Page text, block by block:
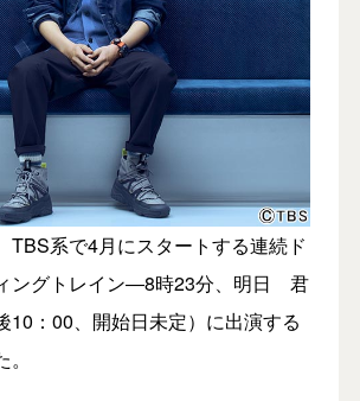
TBS系で4月にスタートする連続ド
ングトレイン―8時23分、明日 君
10：00、開始日未定）に出演する